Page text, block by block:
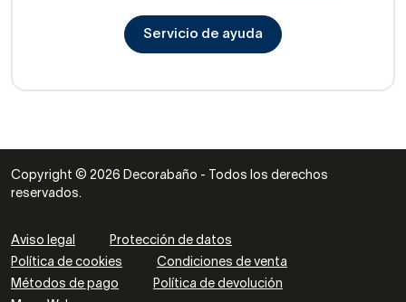
Servicio de ayuda
Copyright © 2026 Decorabaño - Todos los derechos
reservados.
Aviso legal
Protección de datos
Política de cookies
Condiciones de venta
Métodos de pago
Política de devolución